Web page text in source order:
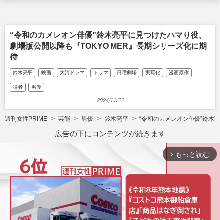
“令和のカメレオン俳優”鈴木亮平に見つけたハマり役、
劇場版公開以降も『TOKYO MER』長期シリーズ化に期
待
鈴木亮平 映画 大河ドラマ ドラマ 日曜劇場 実写化 漫画原作
役者 男優
2024/11/22
週刊女性PRIME 芸能 男優 鈴木亮平 “令和のカメレオン俳優”鈴木
広告の下にコンテンツが続きます
arrow_forward_ios もっと読む